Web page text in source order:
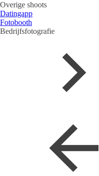
Overige shoots
Datingapp
Fotobooth
Bedrijfsfotografie